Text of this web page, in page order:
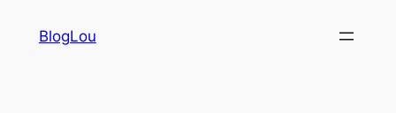
BlogLou